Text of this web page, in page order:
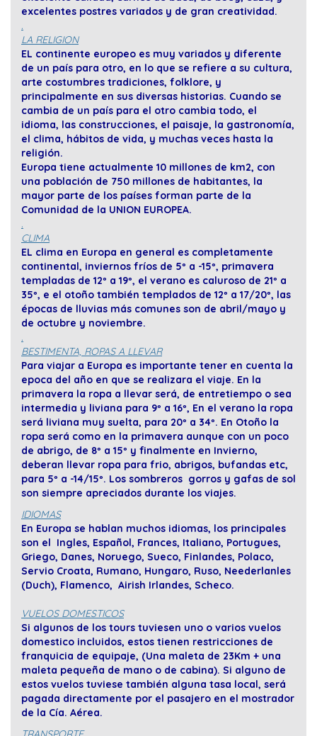
excelentes postres variados y de gran creatividad.
.
LA RELIGION
EL continente europeo es muy variados y diferente
de un país para otro, en lo que se refiere a su cultura,
arte costumbres tradiciones, folklore, y
principalmente en sus diversas historias. Cuando se
cambia de un país para el otro cambia todo, el
idioma, las construcciones, el paisaje, la gastronomía,
el clima, hábitos de vida, y muchas veces hasta la
religión.
Europa tiene actualmente 10 millones de km2, con
una población de 750 millones de habitantes, la
mayor parte de los países forman parte de la
Comunidad de la UNION EUROPEA.
.
CLIMA
EL clima en Europa en general es completamente
continental, inviernos fríos de 5º a -15º, primavera
templadas de 12º a 19º, el verano es caluroso de 21º a
35º, e el otoño también templados de 12º a 17/20º, las
épocas de lluvias más comunes son de abril/mayo y
de octubre y noviembre.
.
BESTIMENTA, ROPAS A LLEVAR
Para viajar a Europa es importante tener en cuenta la
epoca del año en que se realizara el viaje. En la
primavera la ropa a llevar será, de entretiempo o sea
intermedia y liviana para 9º a 16º, En el verano la ropa
será liviana muy suelta, para 20º a 34º. En Otoño la
ropa será como en la primavera aunque con un poco
de abrigo, de 8º a 15º y finalmente en Invierno,
deberan llevar ropa para frio, abrigos, bufandas etc,
para 5º a -14/15º. Los sombreros gorros y gafas de sol
son siempre apreciados durante los viajes.
IDIOMAS
En Europa se hablan muchos idiomas, los principales
son el Ingles, Español, Frances, Italiano, Portugues,
Griego, Danes, Noruego, Sueco, Finlandes, Polaco,
Servio Croata, Rumano, Hungaro, Ruso, Neederlanles
(Duch), Flamenco, Airish Irlandes, Scheco.
VUELOS DOMESTICOS
Si algunos de los tours tuviesen uno o varios vuelos
domestico incluidos, estos tienen restricciones de
franquicia de equipaje, (Una maleta de 23Km + una
maleta pequeña de mano o de cabina). Si alguno de
estos vuelos tuviese también alguna tasa local, será
pagada directamente por el pasajero en el mostrador
de la Cía. Aérea.